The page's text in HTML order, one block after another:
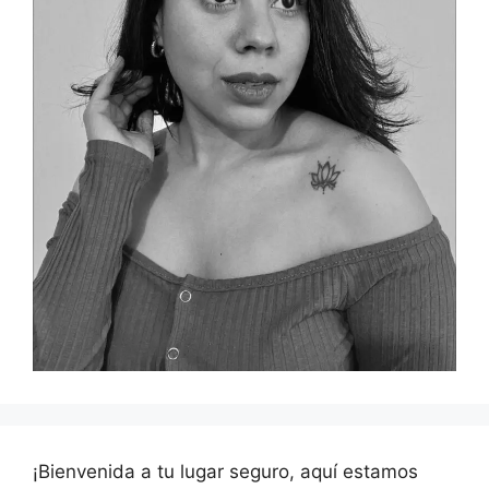
¡Bienvenida a tu lugar seguro, aquí estamos